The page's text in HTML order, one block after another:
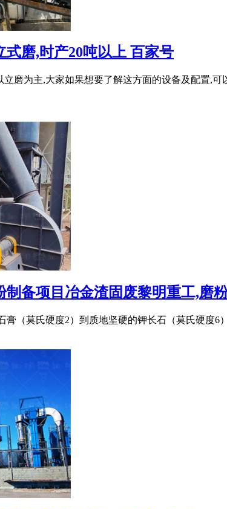
磨,时产20吨以上 百家号
磨为主,大家如果想要了解这方面的设备及配置,
制备项目冶金渣固废黎明重工,磨
膏（莫氏硬度2）到质地坚硬的钾长石（莫氏硬度6